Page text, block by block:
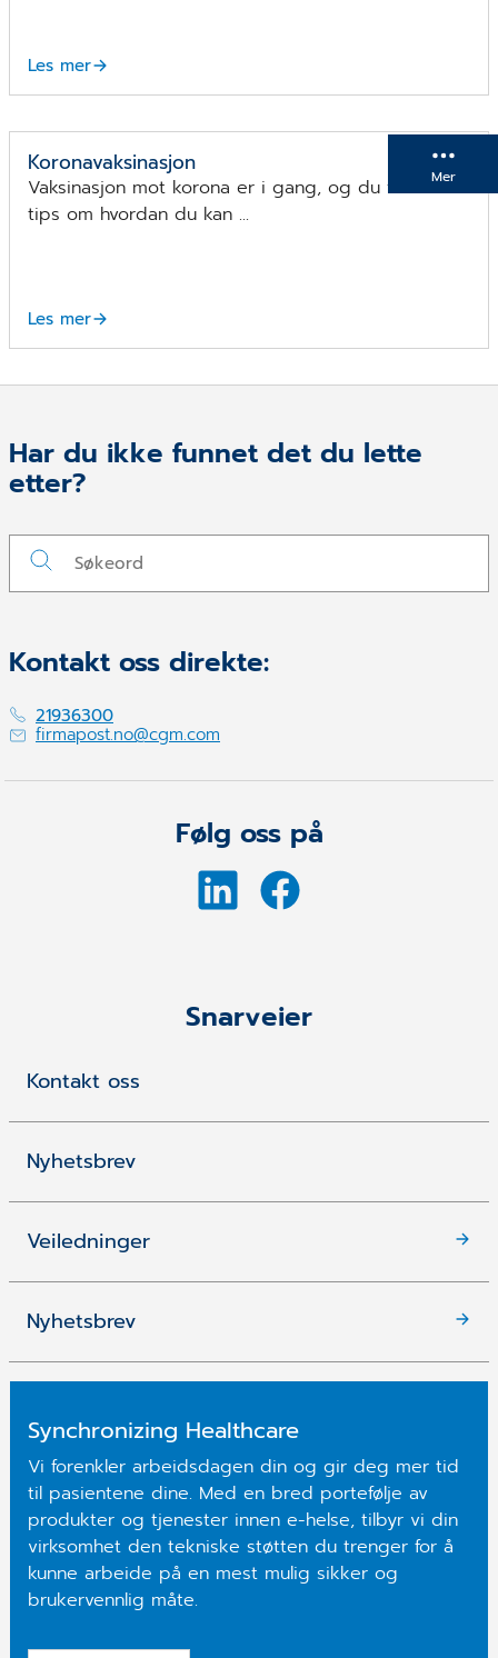
Mer
Les mer
Koronavaksinasjon
Vaksinasjon mot korona er i gang, og du får her
tips om hvordan du kan ...
Les mer
Har du ikke funnet det du lette
etter?
Kontakt oss direkte:
21936300
firmapost.no@cgm.com
Følg oss på
Snarveier
Kontakt oss
Nyhetsbrev
Veiledninger
Nyhetsbrev
Synchronizing Healthcare
Vi forenkler arbeidsdagen din og gir deg mer tid
til pasientene dine. Med en bred portefølje av
produkter og tjenester innen e-helse, tilbyr vi din
virksomhet den tekniske støtten du trenger for å
kunne arbeide på en mest mulig sikker og
brukervennlig måte.